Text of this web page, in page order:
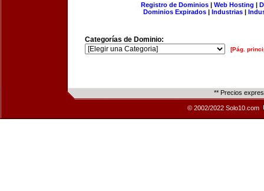
Registro de Dominios| Web Hosting |
Dominios Expirados | Industrias |
Categorías de Dominio:
[Pág.
** Precios
© 2002/2022 Solo10.com